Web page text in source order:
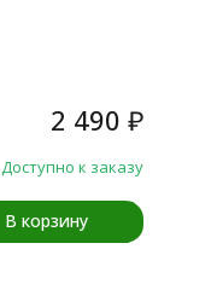
2 490 ₽
Доступно к заказу
В корзину